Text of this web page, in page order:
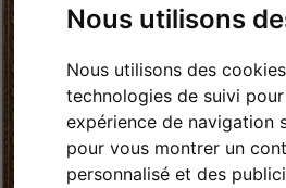
Nous utilisons
Nous utilisons des
technologies de suivi
expérience de navigation
pour vous montrer un
personnalisé et des
Retour